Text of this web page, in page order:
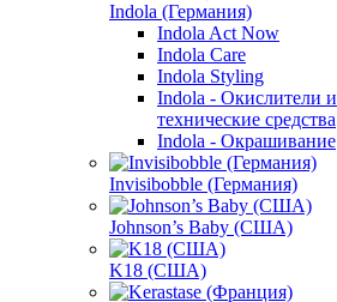
Indola (Германия)
Indola Act Now
Indola Care
Indola Styling
Indola - Окислители и
технические средства
Indola - Окрашивание
Invisibobble (Германия)
Johnson’s Baby (США)
K18 (США)